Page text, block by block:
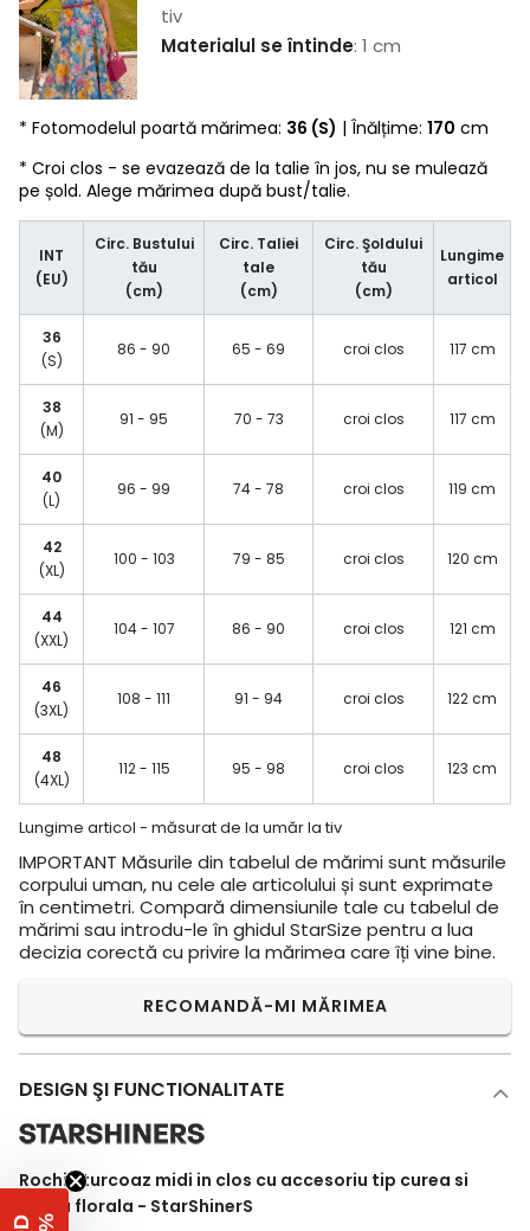
tiv
Materialul se întinde: 1 cm
* Fotomodelul poartă mărimea: 36 (S) | Înălțime: 170 cm
* Croi clos - se evazează de la talie în jos, nu se mulează
pe șold. Alege mărimea după bust/talie.
INT
(EU)
Circ. Bustului
tău
(cm)
Circ. Taliei
tale
(cm)
Circ. Şoldului
tău
(cm)
Lungime
articol
36
(S)
86 - 90 65 - 69 croi clos 117 cm
38
(M)
91 - 95 70 - 73 croi clos 117 cm
40
(L)
96 - 99 74 - 78 croi clos 119 cm
42
(XL)
100 - 103 79 - 85 croi clos 120 cm
44
(XXL)
104 - 107 86 - 90 croi clos 121 cm
46
(3XL)
108 - 111 91 - 94 croi clos 122 cm
48
(4XL)
112 - 115 95 - 98 croi clos 123 cm
Lungime articol - măsurat de la umăr la tiv
IMPORTANT Măsurile din tabelul de mărimi sunt măsurile
corpului uman, nu cele ale articolului și sunt exprimate
în centimetri. Compară dimensiunile tale cu tabelul de
mărimi sau introdu-le în ghidul StarSize pentru a lua
decizia corectă cu privire la mărimea care îți vine bine.
RECOMANDĂ-MI MĂRIMEA
DESIGN ŞI FUNCTIONALITATE
Rochie turcoaz midi in clos cu accesoriu tip curea si
brosa florala - StarShinerS